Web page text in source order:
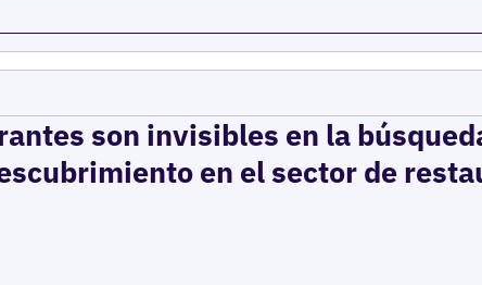
son invisibles en la
en el sector de